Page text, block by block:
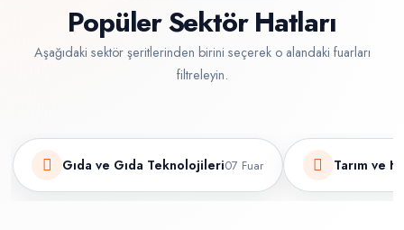
Popüler Sektör Hatları
Aşağıdaki sektör şeritlerinden birini seçerek o alandaki fuarları
filtreleyin.
Gıda ve Gıda Teknolojileri07 Fuar Tarım ve